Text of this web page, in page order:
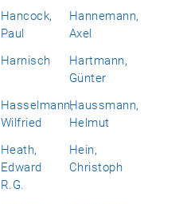
Hancock,
Paul
Hannemann,
Axel
Harnisch
Hartmann,
Günter
Hasselmann,
Wilfried
Haussmann,
Helmut
Heath,
Edward
R.G.
Hein,
Christoph